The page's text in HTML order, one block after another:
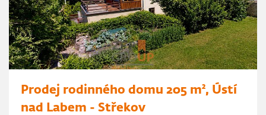
Prodej rodinného domu 205 m², Ústí
nad Labem - Střekov